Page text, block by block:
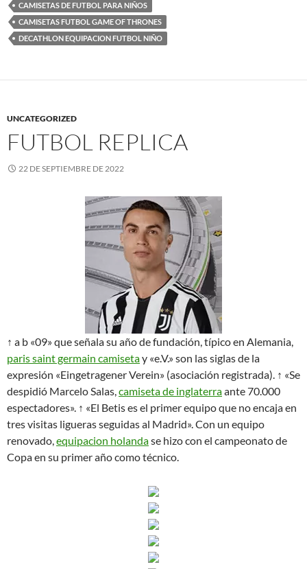
CAMISETAS DE FUTBOL PARA NIÑOS
CAMISETAS FUTBOL GAME OF THRONES
DECATHLON EQUIPACION FUTBOL NIÑO
UNCATEGORIZED
FUTBOL REPLICA
22 DE SEPTIEMBRE DE 2022
↑ a b «09» que señala su año de fundación, típico en Alemania,
paris saint germain camisetay «e.V.» son las siglas de la
expresión «Eingetragener Verein» (asociación registrada). ↑ «Se
despidió Marcelo Salas,camiseta de inglaterraante 70.000
espectadores». ↑ «El Betis es el primer equipo que no encaja en
tres visitas ligueras seguidas al Madrid». Con un equipo
renovado,equipacion holandase hizo con el campeonato de
Copa en su primer año como técnico.